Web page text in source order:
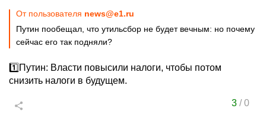
От пользователя news@e1.ru
Путин пообещал, что утильсбор не будет вечным: но почему
сейчас его так подняли?
1️⃣Путин: Власти повысили налоги, чтобы потом
снизить налоги в будущем.
3/0